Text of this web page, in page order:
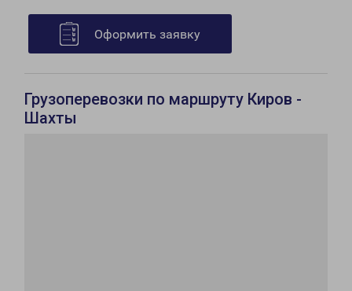
Оформить заявку
Грузоперевозки по маршруту Киров -
Шахты